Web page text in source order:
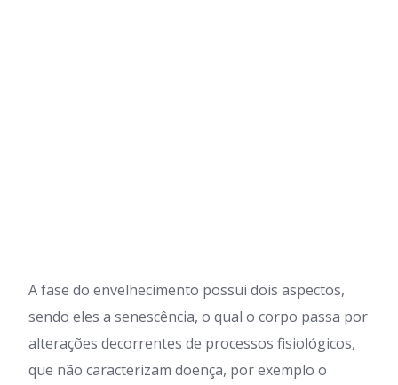
A fase do envelhecimento possui dois aspectos,
sendo eles a senescência, o qual o corpo passa por
alterações decorrentes de processos fisiológicos,
que não caracterizam doença, por exemplo o